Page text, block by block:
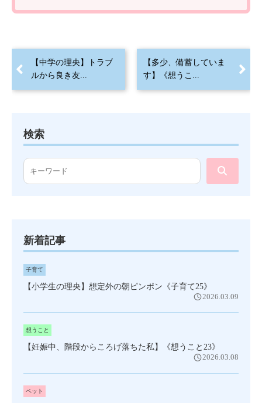
【中学の理央】トラブ
ルから良き友...
【多少、備蓄していま
す】《想うこ...
検索
新着記事
子育て
【小学生の理央】想定外の朝ピンポン《子育て25》
2026.03.09
想うこと
【妊娠中、階段からころげ落ちた私】《想うこと23》
2026.03.08
ペット